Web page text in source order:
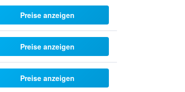
Preise anzeigen
Preise anzeigen
Preise anzeigen